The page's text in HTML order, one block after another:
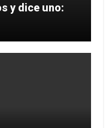
y dice uno: